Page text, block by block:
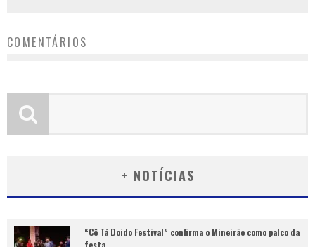
COMENTÁRIOS
+ NOTÍCIAS
“Cê Tá Doido Festival” confirma o Mineirão como palco da
festa